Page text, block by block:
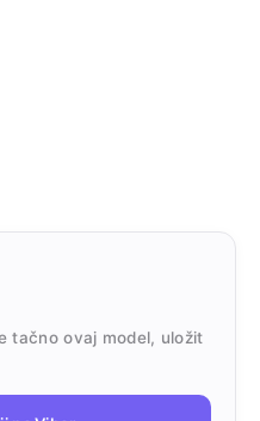
tačno ovaj model, uložit